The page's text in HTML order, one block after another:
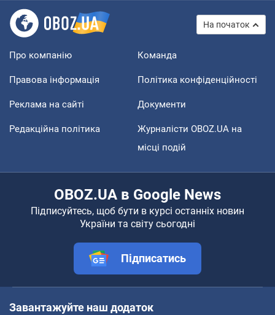
На початок
Про компанію Команда
Правова інформація Політика конфіденційності
Реклама на сайті Документи
Редакційна політика
Журналісти OBOZ.UA на
місці подій
OBOZ.UA в Google News
Підписуйтесь, щоб бути в курсі останніх новин
України та світу сьогодні
Підписатись
Завантажуйте наш додаток